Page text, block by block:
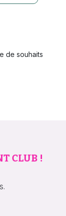
de souhaits
CLUB !